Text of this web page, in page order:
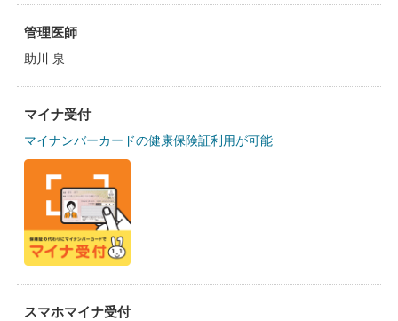
管理医師
助川 泉
マイナ受付
マイナンバーカードの健康保険証利用が可能
スマホマイナ受付